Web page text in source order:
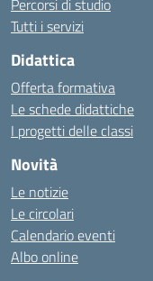
Percorsi di studio
Tutti i servizi
Didattica
Offerta formativa
Le schede didattiche
I progetti delle classi
Novità
Le notizie
Le circolari
Calendario eventi
Albo online